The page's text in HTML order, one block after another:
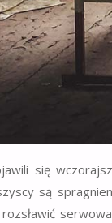
się
są
rozsławić